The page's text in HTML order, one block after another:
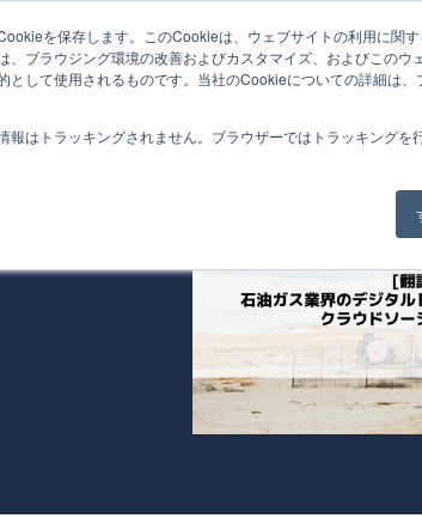
を保存します。このCookieは、ウェブサイトの利用に関
ブラウジング環境の改善およびカスタマイズ、およびこのウ
して使用されるものです。当社のCookieについての詳細は
はトラッキングされません。ブラウザーではトラッキングを
Service Product Case Blog